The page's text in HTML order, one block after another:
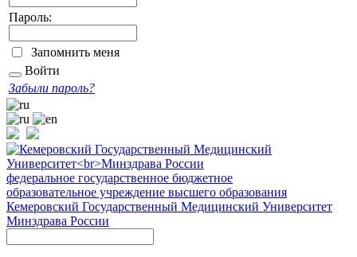
Пароль:
Запомнить меня
Войти
Забыли пароль?
федеральное государственное бюджетное
образовательное учреждение высшего образования
Кемеровский Государственный Медицинский Университет
Минздрава России